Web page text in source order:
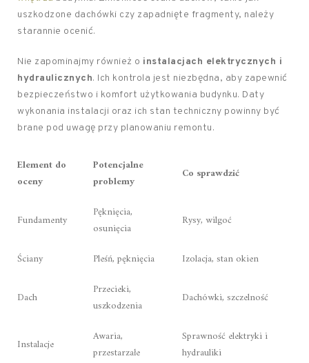
uszkodzone dachówki czy zapadnięte fragmenty, należy
starannie ocenić.
Nie zapominajmy również o instalacjach elektrycznych i
hydraulicznych. Ich kontrola jest niezbędna, aby zapewnić
bezpieczeństwo i komfort użytkowania budynku. Daty
wykonania instalacji oraz ich stan techniczny powinny być
brane pod uwagę przy planowaniu remontu.
Element do
oceny
Potencjalne
problemy
Co sprawdzić
Fundamenty
Pęknięcia,
osunięcia
Rysy, wilgoć
Ściany Pleśń, pęknięcia Izolacja, stan okien
Dach
Przecieki,
uszkodzenia
Dachówki, szczelność
Instalacje
Awaria,
przestarzałe
Sprawność elektryki i
hydrauliki